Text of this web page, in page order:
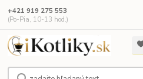
+421 919 275 553
(Po-Pia, 10-13 hod.)